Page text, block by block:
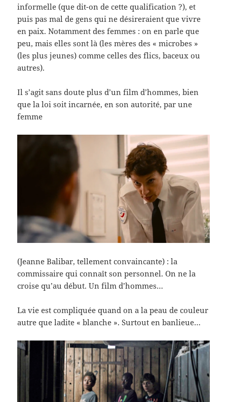
informelle (que dit-on de cette qualification ?), et
puis pas mal de gens qui ne désireraient que vivre
en paix. Notamment des femmes : on en parle que
peu, mais elles sont là (les mères des « microbes »
(les plus jeunes) comme celles des flics, baceux ou
autres).
Il s’agit sans doute plus d’un film d’hommes, bien
que la loi soit incarnée, en son autorité, par une
femme
(Jeanne Balibar, tellement convaincante) : la
commissaire qui connaît son personnel. On ne la
croise qu’au début. Un film d’hommes…
La vie est compliquée quand on a la peau de couleur
autre que ladite « blanche ». Surtout en banlieue…